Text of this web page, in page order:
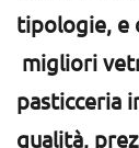
tipologie, e
migliori
pasticceria
qualità,